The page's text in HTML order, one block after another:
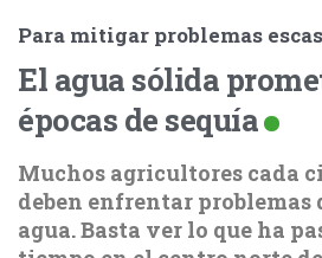
Para mitigar problemas
El agua sólida
épocas de sequía
Muchos agricultores cada
deben enfrentar problemas
agua. Basta ver lo que ha